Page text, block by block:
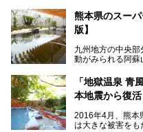
泉質であり、お
今回は地元九州の
設・家族風呂の3
ご紹介。ぜひ、
熊本県のスー
版】
九州地方の中央
動がみられる阿蘇
す。
そんな熊本県は
泉県でもあります
出すスーパー銭湯
をピックアップし
「地獄温泉 青
本地震から復
2016年4月、熊本
は大きな被害をも